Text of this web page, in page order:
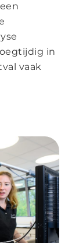
in
vaak